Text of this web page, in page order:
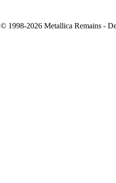
© 1998-2026 Metallica Remains -